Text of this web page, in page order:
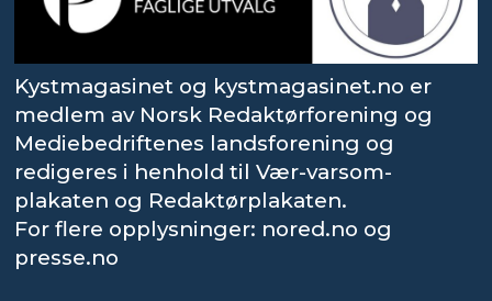
Kystmagasinet og kystmagasinet.no er
medlem av Norsk Redaktørforening og
Mediebedriftenes landsforening og
redigeres i henhold til Vær-varsom-
plakaten og Redaktørplakaten.
For flere opplysninger: nored.no og
presse.no